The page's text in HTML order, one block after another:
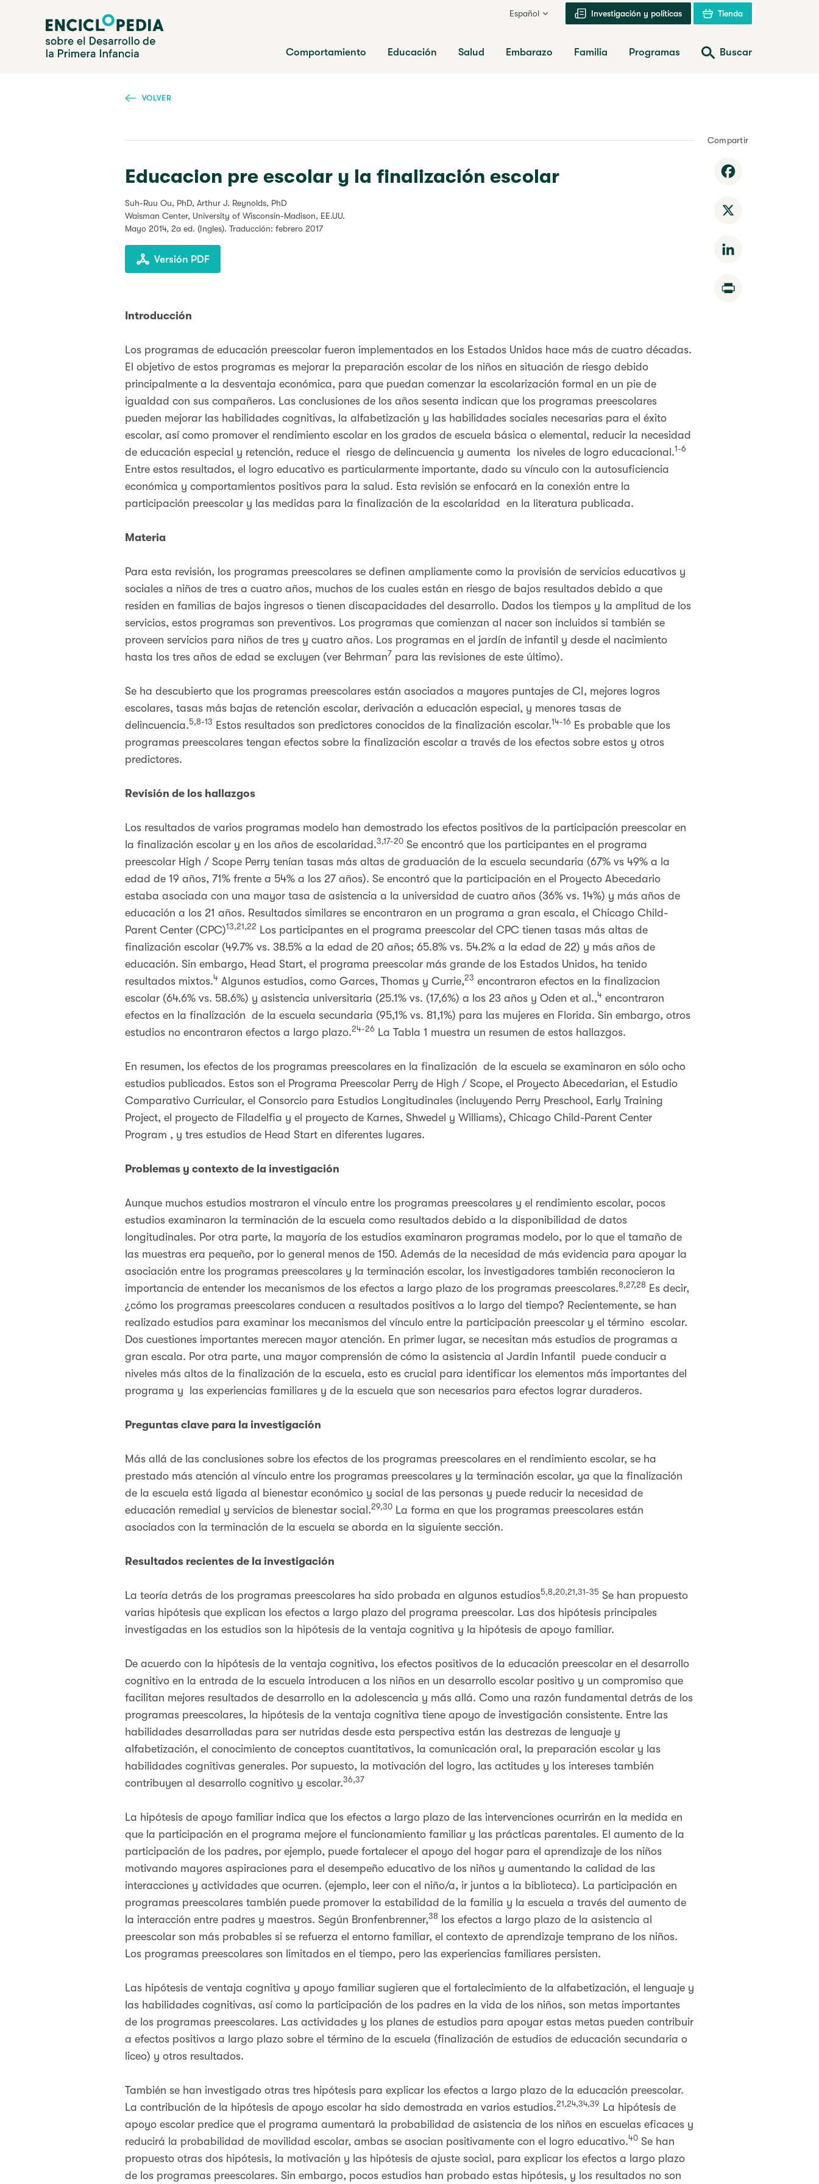
Enciclopedia sobre el Desarrollo de la Primera Infancia
Español Investigación y políticas Tienda
Comportamiento Educación Salud Embarazo Familia Programas Buscar
VOLVER
Educacion pre escolar y la finalización escolar
Suh-Ruu Ou, PhD, Arthur J. Reynolds, PhD
Waisman Center, University of Wisconsin-Madison, EE.UU.
Mayo 2014, 2a ed. (Ingles). Traducción: febrero 2017
Versión PDF
Introducción
Los programas de educación preescolar fueron implementados en los Estados Unidos hace más de cuatro décadas.
El objetivo de estos programas es mejorar la preparación escolar de los niños en situación de riesgo debido
principalmente a la desventaja económica, para que puedan comenzar la escolarización formal en un pie de
igualdad con sus compañeros. Las conclusiones de los años sesenta indican que los programas preescolares
pueden mejorar las habilidades cognitivas, la alfabetización y las habilidades sociales necesarias para el éxito
escolar, así como promover el rendimiento escolar en los grados de escuela básica o elemental, reducir la necesidad
de educación especial y retención, reduce el riesgo de delincuencia y aumenta los niveles de logro educacional.1-6
Entre estos resultados, el logro educativo es particularmente importante, dado su vínculo con la autosuficiencia
económica y comportamientos positivos para la salud. Esta revisión se enfocará en la conexión entre la
participación preescolar y las medidas para la finalización de la escolaridad en la literatura publicada.
Materia
Para esta revisión, los programas preescolares se definen ampliamente como la provisión de servicios educativos y
sociales a niños de tres a cuatro años, muchos de los cuales están en riesgo de bajos resultados debido a que
residen en familias de bajos ingresos o tienen discapacidades del desarrollo. Dados los tiempos y la amplitud de los
servicios, estos programas son preventivos. Los programas que comienzan al nacer son incluidos si también se
proveen servicios para niños de tres y cuatro años. Los programas en el jardín de infantil y desde el nacimiento
hasta los tres años de edad se excluyen (ver Behrman7 para las revisiones de este último).
Se ha descubierto que los programas preescolares están asociados a mayores puntajes de CI, mejores logros
escolares, tasas más bajas de retención escolar, derivación a educación especial, y menores tasas de
delincuencia.5,8-13 Estos resultados son predictores conocidos de la finalización escolar.14-16 Es probable que los
programas preescolares tengan efectos sobre la finalización escolar a través de los efectos sobre estos y otros
predictores.
Revisión de los hallazgos
Los resultados de varios programas modelo han demostrado los efectos positivos de la participación preescolar en
la finalización escolar y en los años de escolaridad.3,17-20 Se encontró que los participantes en el programa
preescolar High / Scope Perry tenían tasas más altas de graduación de la escuela secundaria (67% vs 49% a la
edad de 19 años, 71% frente a 54% a los 27 años). Se encontró que la participación en el Proyecto Abecedario
estaba asociada con una mayor tasa de asistencia a la universidad de cuatro años (36% vs. 14%) y más años de
educación a los 21 años. Resultados similares se encontraron en un programa a gran escala, el Chicago Child-
Parent Center (CPC)13,21,22 Los participantes en el programa preescolar del CPC tienen tasas más altas de
finalización escolar (49.7% vs. 38.5% a la edad de 20 años; 65.8% vs. 54.2% a la edad de 22) y más años de
educación. Sin embargo, Head Start, el programa preescolar más grande de los Estados Unidos, ha tenido
resultados mixtos.4 Algunos estudios, como Garces, Thomas y Currie,23 encontraron efectos en la finalizacion
escolar (64.6% vs. 58.6%) y asistencia universitaria (25.1% vs. (17,6%) a los 23 años y Oden et al.,4 encontraron
efectos en la finalización de la escuela secundaria (95,1% vs. 81,1%) para las mujeres en Florida. Sin embargo, otros
estudios no encontraron efectos a largo plazo.24-26 La Tabla 1 muestra un resumen de estos hallazgos.
En resumen, los efectos de los programas preescolares en la finalización de la escuela se examinaron en sólo ocho
estudios publicados. Estos son el Programa Preescolar Perry de High / Scope, el Proyecto Abecedarian, el Estudio
Comparativo Curricular, el Consorcio para Estudios Longitudinales (incluyendo Perry Preschool, Early Training
Project, el proyecto de Filadelfia y el proyecto de Karnes, Shwedel y Williams), Chicago Child-Parent Center
Program , y tres estudios de Head Start en diferentes lugares.
Problemas y contexto de la investigación
Aunque muchos estudios mostraron el vínculo entre los programas preescolares y el rendimiento escolar, pocos
estudios examinaron la terminación de la escuela como resultados debido a la disponibilidad de datos
longitudinales. Por otra parte, la mayoría de los estudios examinaron programas modelo, por lo que el tamaño de
las muestras era pequeño, por lo general menos de 150. Además de la necesidad de más evidencia para apoyar la
asociación entre los programas preescolares y la terminación escolar, los investigadores también reconocieron la
importancia de entender los mecanismos de los efectos a largo plazo de los programas preescolares.8,27,28 Es decir,
¿cómo los programas preescolares conducen a resultados positivos a lo largo del tiempo? Recientemente, se han
realizado estudios para examinar los mecanismos del vínculo entre la participación preescolar y el término escolar.
Dos cuestiones importantes merecen mayor atención. En primer lugar, se necesitan más estudios de programas a
gran escala. Por otra parte, una mayor comprensión de cómo la asistencia al Jardin Infantil puede conducir a
niveles más altos de la finalización de la escuela, esto es crucial para identificar los elementos más importantes del
programa y las experiencias familiares y de la escuela que son necesarios para efectos lograr duraderos.
Preguntas clave para la investigación
Más allá de las conclusiones sobre los efectos de los programas preescolares en el rendimiento escolar, se ha
prestado más atención al vínculo entre los programas preescolares y la terminación escolar, ya que la finalización
de la escuela está ligada al bienestar económico y social de las personas y puede reducir la necesidad de
educación remedial y servicios de bienestar social.29,30 La forma en que los programas preescolares están
asociados con la terminación de la escuela se aborda en la siguiente sección.
Resultados recientes de la investigación
La teoría detrás de los programas preescolares ha sido probada en algunos estudios5,8,20,21,31-35 Se han propuesto
varias hipótesis que explican los efectos a largo plazo del programa preescolar. Las dos hipótesis principales
investigadas en los estudios son la hipótesis de la ventaja cognitiva y la hipótesis de apoyo familiar.
De acuerdo con la hipótesis de la ventaja cognitiva, los efectos positivos de la educación preescolar en el desarrollo
cognitivo en la entrada de la escuela introducen a los niños en un desarrollo escolar positivo y un compromiso que
facilitan mejores resultados de desarrollo en la adolescencia y más allá. Como una razón fundamental detrás de los
programas preescolares, la hipótesis de la ventaja cognitiva tiene apoyo de investigación consistente. Entre las
habilidades desarrolladas para ser nutridas desde esta perspectiva están las destrezas de lenguaje y
alfabetización, el conocimiento de conceptos cuantitativos, la comunicación oral, la preparación escolar y las
habilidades cognitivas generales. Por supuesto, la motivación del logro, las actitudes y los intereses también
contribuyen al desarrollo cognitivo y escolar.36,37
La hipótesis de apoyo familiar indica que los efectos a largo plazo de las intervenciones ocurrirán en la medida en
que la participación en el programa mejore el funcionamiento familiar y las prácticas parentales. El aumento de la
participación de los padres, por ejemplo, puede fortalecer el apoyo del hogar para el aprendizaje de los niños
motivando mayores aspiraciones para el desempeño educativo de los niños y aumentando la calidad de las
interacciones y actividades que ocurren. (ejemplo, leer con el niño/a, ir juntos a la biblioteca). La participación en
programas preescolares también puede promover la estabilidad de la familia y la escuela a través del aumento de
la interacción entre padres y maestros. Según Bronfenbrenner,38
los efectos a largo plazo de la asistencia al
preescolar son más probables si se refuerza el entorno familiar, el contexto de aprendizaje temprano de los niños.
Los programas preescolares son limitados en el tiempo, pero las experiencias familiares persisten.
Las hipótesis de ventaja cognitiva y apoyo familiar sugieren que el fortalecimiento de la alfabetización, el lenguaje y
las habilidades cognitivas, así como la participación de los padres en la vida de los niños, son metas importantes
de los programas preescolares. Las actividades y los planes de estudios para apoyar estas metas pueden contribuir
a efectos positivos a largo plazo sobre el término de la escuela (finalización de estudios de educación secundaria o
liceo) y otros resultados.
También se han investigado otras tres hipótesis para explicar los efectos a largo plazo de la educación preescolar.
La contribución de la hipótesis de apoyo escolar ha sido demostrada en varios estudios.21,24,34,39 La hipótesis de
apoyo escolar predice que el programa aumentará la probabilidad de asistencia de los niños en escuelas eficaces y
reducirá la probabilidad de movilidad escolar, ambas se asocian positivamente con el logro educativo.40 Se han
propuesto otras dos hipótesis, la motivación y las hipótesis de ajuste social, para explicar los efectos a largo plazo
de los programas preescolares. Sin embargo, pocos estudios han probado estas hipótesis, y los resultados no son
Compartir
Facebook